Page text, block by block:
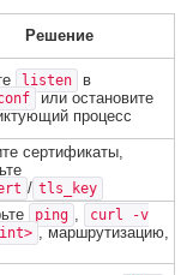
Решение
listen в
или остановите
процесс
сертификаты,
/ tls_key
ping ,
curl -v
, маршрутизацию,